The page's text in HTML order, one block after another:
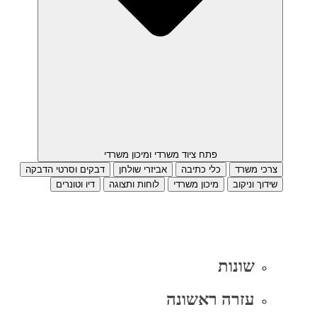
פתח ציוד משרדי ומיכון משרדי
צרכי משרד
כלי כתיבה אביזרי שולחן
דבקים וסרטי הדבקה
שידוך וניקוב
מיכון משרדי לוחות ותצוגה דיו וטונרים
שונות
עזרה ראשונה